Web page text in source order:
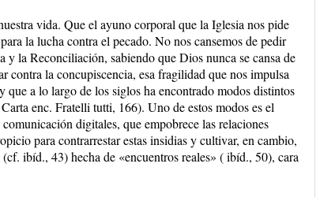
vida. Que el ayuno corporal que la Iglesia nos pide
la lucha contra el pecado. No nos cansemos de pedir
y la Reconciliación, sabiendo que Dios nunca se cansa de
contra la concupiscencia, esa fragilidad que nos impulsa
que a lo largo de los siglos ha encontrado modos distintos
enc. Fratelli tutti, 166). Uno de estos modos es el
digitales, que empobrece las relaciones
para contrarrestar estas insidias y cultivar, en cambio,
ibíd., 43) hecha de «encuentros reales» ( ibíd., 50), cara